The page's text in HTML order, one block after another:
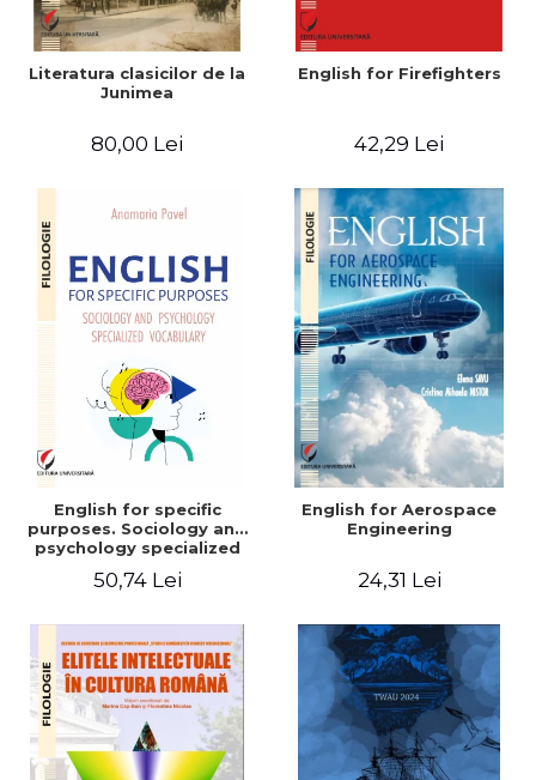
Literatura clasicilor de la
Junimea
80,00 Lei
English for Firefighters
42,29 Lei
English for specific
purposes. Sociology and
psychology specialized
50,74 Lei
English for Aerospace
Engineering
24,31 Lei